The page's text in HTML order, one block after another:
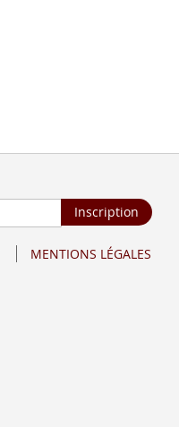
Inscription
MENTIONS LÉGALES